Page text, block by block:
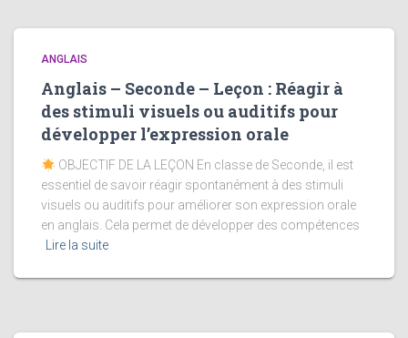
ANGLAIS
Anglais – Seconde – Leçon : Réagir à
des stimuli visuels ou auditifs pour
développer l’expression orale
OBJECTIF DE LA LEÇON En classe de Seconde, il est
essentiel de savoir réagir spontanément à des stimuli
visuels ou auditifs pour améliorer son expression orale
en anglais. Cela permet de développer des compétences
Lire la suite